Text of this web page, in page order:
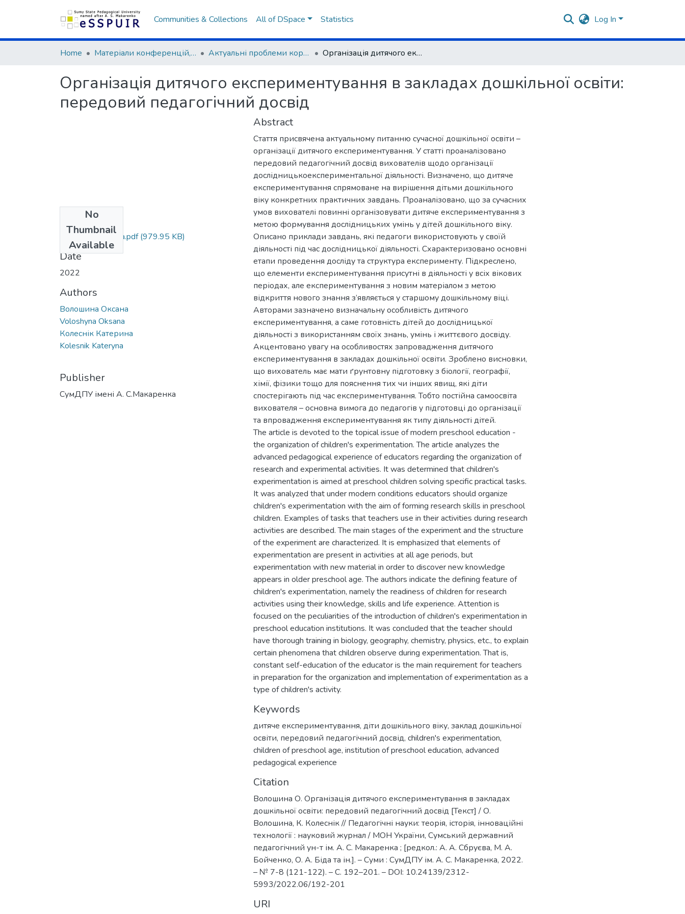
Communities & Collections All of DSpace Statistics Log In
Home Матеріали конференцій, семінарів, читань Актуальні проблеми корекційної педагогіки, психології та реабілітації Організація дитячого експериментування в закладах дошкільної освіти: передовий педагогічний досвід
Організація дитячого експериментування в закладах дошкільної освіти:
передовий педагогічний досвід
No
Thumbnail
Available
Voloshyna Oksana.pdf(979.95 KB)
Date
2022
Authors
Волошина Оксана
Voloshyna Oksana
Колеснік Катерина
Kolesnik Kateryna
Publisher
СумДПУ імені А. С.Макаренка
Abstract
Стаття присвячена актуальному питанню сучасної дошкільної освіти –
організації дитячого експериментування. У статті проаналізовано
передовий педагогічний досвід вихователів щодо організації
дослідницькоекспериментальної діяльності. Визначено, що дитяче
експериментування спрямоване на вирішення дітьми дошкільного
віку конкретних практичних завдань. Проаналізовано, що за сучасних
умов вихователі повинні організовувати дитяче експериментування з
метою формування дослідницьких умінь у дітей дошкільного віку.
Описано приклади завдань, які педагоги використовують у своїй
діяльності під час дослідницької діяльності. Схарактеризовано основні
етапи проведення досліду та структура експерименту. Підкреслено,
що елементи експериментування присутні в діяльності у всіх вікових
періодах, але експериментування з новим матеріалом з метою
відкриття нового знання з’являється у старшому дошкільному віці.
Авторами зазначено визначальну особливість дитячого
експериментування, а саме готовність дітей до дослідницької
діяльності з використанням своїх знань, умінь і життєвого досвіду.
Акцентовано увагу на особливостях запровадження дитячого
експериментування в закладах дошкільної освіти. Зроблено висновки,
що вихователь має мати ґрунтовну підготовку з біології, географії,
хімії, фізики тощо для пояснення тих чи інших явищ, які діти
спостерігають під час експериментування. Тобто постійна самоосвіта
вихователя – основна вимога до педагогів у підготовці до організації
та впровадження експериментування як типу діяльності дітей.
The article is devoted to the topical issue of modern preschool education -
the organization of children's experimentation. The article analyzes the
advanced pedagogical experience of educators regarding the organization of
research and experimental activities. It was determined that children's
experimentation is aimed at preschool children solving specific practical tasks.
It was analyzed that under modern conditions educators should organize
children's experimentation with the aim of forming research skills in preschool
children. Examples of tasks that teachers use in their activities during research
activities are described. The main stages of the experiment and the structure
of the experiment are characterized. It is emphasized that elements of
experimentation are present in activities at all age periods, but
experimentation with new material in order to discover new knowledge
appears in older preschool age. The authors indicate the defining feature of
children's experimentation, namely the readiness of children for research
activities using their knowledge, skills and life experience. Attention is
focused on the peculiarities of the introduction of children's experimentation in
preschool education institutions. It was concluded that the teacher should
have thorough training in biology, geography, chemistry, physics, etc., to explain
certain phenomena that children observe during experimentation. That is,
constant self-education of the educator is the main requirement for teachers
in preparation for the organization and implementation of experimentation as a
type of children's activity.
Keywords
дитяче експериментування, діти дошкільного віку, заклад дошкільної
освіти, передовий педагогічний досвід, children's experimentation,
children of preschool age, institution of preschool education, advanced
pedagogical experience
Citation
Волошина О. Організація дитячого експериментування в закладах
дошкільної освіти: передовий педагогічний досвід [Текст] / О.
Волошина, К. Колеснік // Педагогічні науки: теорія, історія, інноваційні
технології : науковий журнал / МОН України, Сумський державний
педагогічний ун-т ім. А. С. Макаренка ; [редкол.: А. А. Сбруєва, М. А.
Бойченко, О. А. Біда та ін.]. – Суми : СумДПУ ім. А. С. Макаренка, 2022.
– № 7-8 (121-122). – С. 192–201. – DOI: 10.24139/2312-
5993/2022.06/192-201
URI